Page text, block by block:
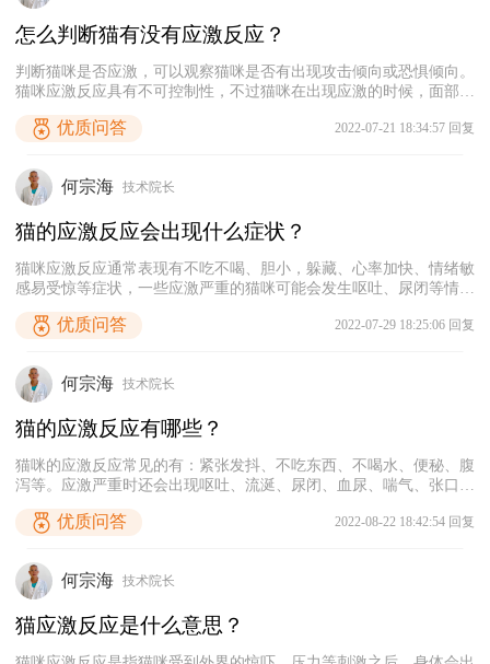
怎么判断猫有没有应激反应？
判断猫咪是否应激，可以观察猫咪是否有出现攻击倾向或恐惧倾向。
猫咪应激反应具有不可控制性，不过猫咪在出现应激的时候，面部表
情及身体姿态的变化一般比较明显。猫咪轻微应激反应常见的有：躲
藏、不吃不喝、无精打采、拉稀、呕吐等。如果猫咪出现轻微应激反
适量益生菌来进行改善。猫咪应激反应严重通常会出现浑身抽搐、呼
吸困难等症状，还容易会引发泌尿系统或肝脏类疾病。所以，如果发
现猫咪应激反应严重，一定要及时送它去宠物医院就医。
优质问答 2022-07-21 18:34:57 回复
何宗海 技术院长
猫的应激反应会出现什么症状？
猫咪应激反应通常表现有不吃不喝、胆小，躲藏、心率加快、情绪敏
感易受惊等症状，一些应激严重的猫咪可能会发生呕吐、尿闭等情
况，从而引发脂肪肝、泌尿系统疾病等。在猫咪出现应激反应时，宠
主尽量先不要去打扰它，要给猫咪提供一个安静的环境让猫咪自己慢
喂食益生菌帮助猫咪调理肠胃，如果发现猫咪应激比较严重，要及时
送到宠物医院治疗。
优质问答 2022-07-29 18:25:06 回复
何宗海 技术院长
猫的应激反应有哪些？
猫咪的应激反应常见的有：紧张发抖、不吃东西、不喝水、便秘、腹
泻等。应激严重时还会出现呕吐、流涎、尿闭、血尿、喘气、张口呼
吸等症状。铲屎官在饲养猫咪的过程中要细致照顾猫咪，尽量不要改
变家里的装扮，平时多注意避免猫咪受到惊吓，减少猫咪应激反应的
方面的疾病。
优质问答 2022-08-22 18:42:54 回复
何宗海 技术院长
猫应激反应是什么意思？